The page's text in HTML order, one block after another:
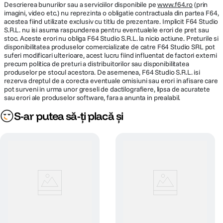
Cod producator green midnight
Descrierea bunurilor sau a serviciilor disponibile pewww.f64.ro(prin
imagini, video etc.) nu reprezinta o obligatie contractuala din partea F64,
acestea fiind utilizate exclusiv cu titlu de prezentare. Implicit F64 Studio
S.R.L. nu isi asuma raspunderea pentru eventualele erori de pret sau
stoc. Aceste erori nu obliga F64 Studio S.R.L. la nicio actiune. Preturile si
disponibilitatea produselor comercializate de catre F64 Studio SRL pot
suferi modificari ulterioare, acest lucru fiind influentat de factori externi
precum politica de preturi a distribuitorilor sau disponibilitatea
produselor pe stocul acestora. De asemenea, F64 Studio S.R.L. isi
rezerva dreptul de a corecta eventuale omisiuni sau erori in afisare care
pot surveni in urma unor greseli de dactilografiere, lipsa de acuratete
sau erori ale produselor software, fara a anunta in prealabil.
S-ar putea să-ți placă și